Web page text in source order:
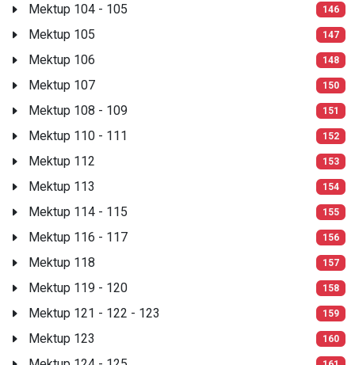
Mektup 104 - 105 146
Mektup 105 147
Mektup 106 148
Mektup 107 150
Mektup 108 - 109 151
Mektup 110 - 111 152
Mektup 112 153
Mektup 113 154
Mektup 114 - 115 155
Mektup 116 - 117 156
Mektup 118 157
Mektup 119 - 120 158
Mektup 121 - 122 - 123 159
Mektup 123 160